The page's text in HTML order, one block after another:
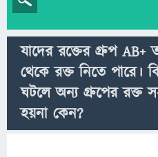
যাদের রক্তের গ্রুপ AB+
থেকে রক্ত নিতে পারে।
ঘটলে অন্য গ্রুপের রক্ত
হয়না কেন?